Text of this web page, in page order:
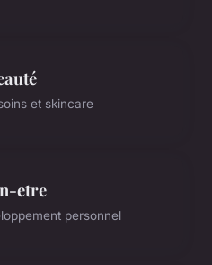
et skincare
etre
personnel